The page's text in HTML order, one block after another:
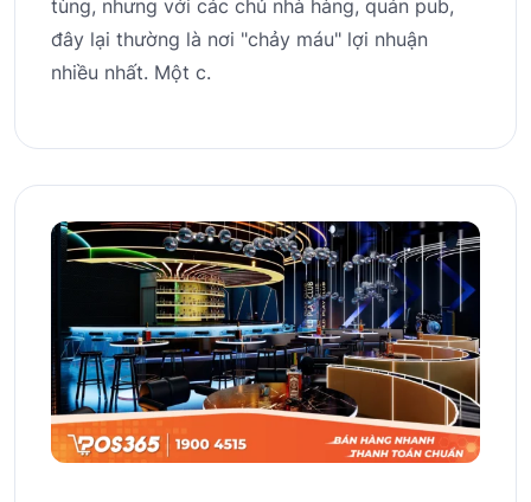
tùng, nhưng với các chủ nhà hàng, quán pub,
đây lại thường là nơi "chảy máu" lợi nhuận
nhiều nhất. Một c.